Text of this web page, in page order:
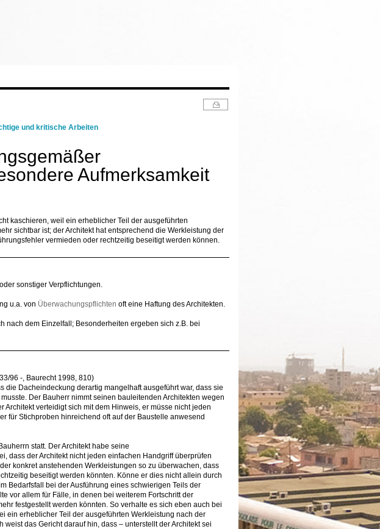
und kritische Arbeiten
Aufmerksamkeit
kaschieren, weil ein erheblicher Teil der ausgeführten
sichtbar ist; der Architekt hat entsprechend die Werkleistung der
vermieden oder rechtzeitig beseitigt werden können.
sonstiger Verpflichtungen.
u.a. von Überwachungspflichten oft eine Haftung des Architekten.
nach dem Einzelfall; Besonderheiten ergeben sich z.B. bei
96 -, Baurecht 1998, 810)
die Dacheindeckung derartig mangelhaft ausgeführt war, dass sie
Der Bauherr nimmt seinen bauleitenden Architekten wegen
verteidigt sich mit dem Hinweis, er müsse nicht jeden
für Stichproben hinreichend oft auf der Baustelle anwesend
statt. Der Architekt habe seine
dass der Architekt nicht jeden einfachen Handgriff überprüfen
konkret anstehenden Werkleistungen so zu überwachen, dass
beseitigt werden könnten. Könne er dies nicht allein durch
Bedarfsfall bei der Ausführung eines schwierigen Teils der
vor allem für Fälle, in denen bei weiterem Fortschritt der
festgestellt werden könnten. So verhalte es sich eben auch bei
ein erheblicher Teil der ausgeführten Werkleistung nach der
das Gericht darauf hin, dass – unterstellt der Architekt sei